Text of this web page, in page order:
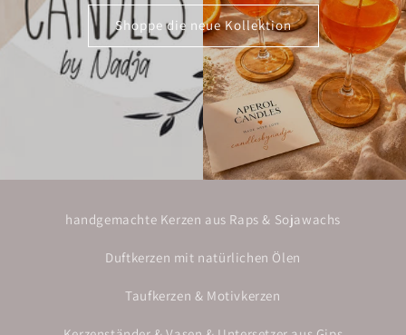
Shoppe die neue Kollektion
handgemachte Kerzen aus Raps & Sojawachs
Duftkerzen mit natürlichen Ölen
Taufkerzen & Motivkerzen